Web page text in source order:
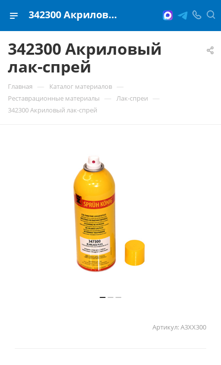
342300 Акриловый лак-спрей
342300 Акриловый
лак-спрей
Главная — Каталог материалов —
Реставрационные материалы — Лак-спреи —
342300 Акриловый лак-спрей
Артикул:A3XX300